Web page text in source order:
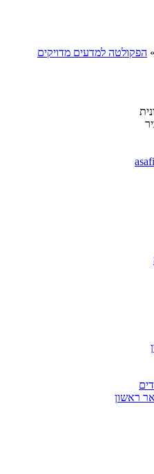
» הפקולטה למדעים מדויקים
ראשון